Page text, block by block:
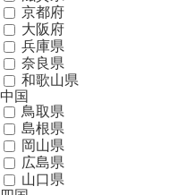
京都府
大阪府
兵庫県
奈良県
和歌山県
中国
鳥取県
島根県
岡山県
広島県
山口県